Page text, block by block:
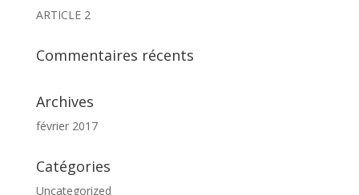
ARTICLE 2
Commentaires récents
Archives
février 2017
Catégories
Uncategorized